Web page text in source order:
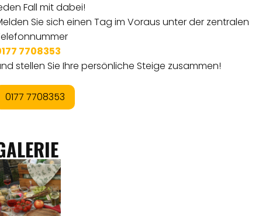
Fall mit dabei!
Sie sich einen Tag im Voraus unter der zentralen
7708353
stellen Sie Ihre persönliche Steige zusammen!
0177 7708353